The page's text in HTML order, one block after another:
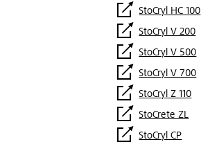
StoCryl HC 100
StoCryl V 200
StoCryl V 500
StoCryl V 700
StoCryl Z 110
StoCrete ZL
StoCryl CP